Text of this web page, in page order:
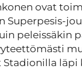
ovat
Superpesis-
peleissäkin
läpi